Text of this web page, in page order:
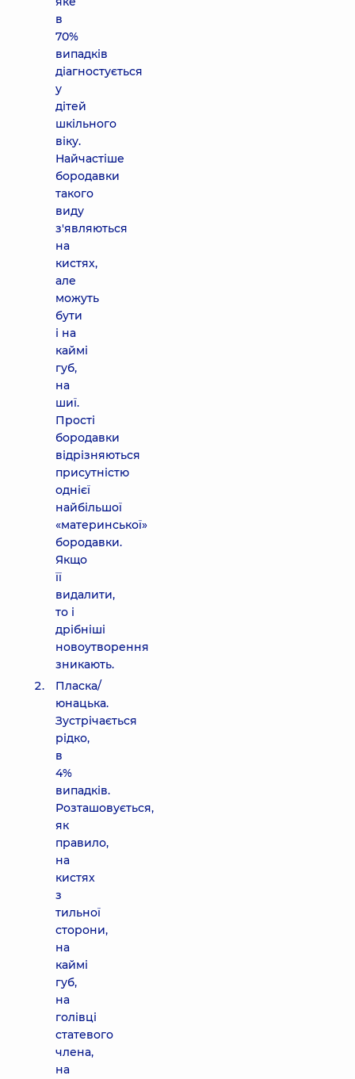
в
70%
випадків
діагностується
у
дітей
шкільного
віку.
Найчастіше
бородавки
такого
виду
з'являються
на
кистях,
але
можуть
бути
і на
каймі
губ,
на
шиї.
Прості
бородавки
відрізняються
присутністю
однієї
найбільшої
«материнської»
бородавки.
Якщо
її
видалити,
то і
дрібніші
новоутворення
зникають.
Пласка/
юнацька.
Зустрічається
рідко,
в
4%
випадків.
Розташовується,
як
правило,
на
кистях
з
тильної
сторони,
на
каймі
губ,
на
голівці
статевого
члена,
на